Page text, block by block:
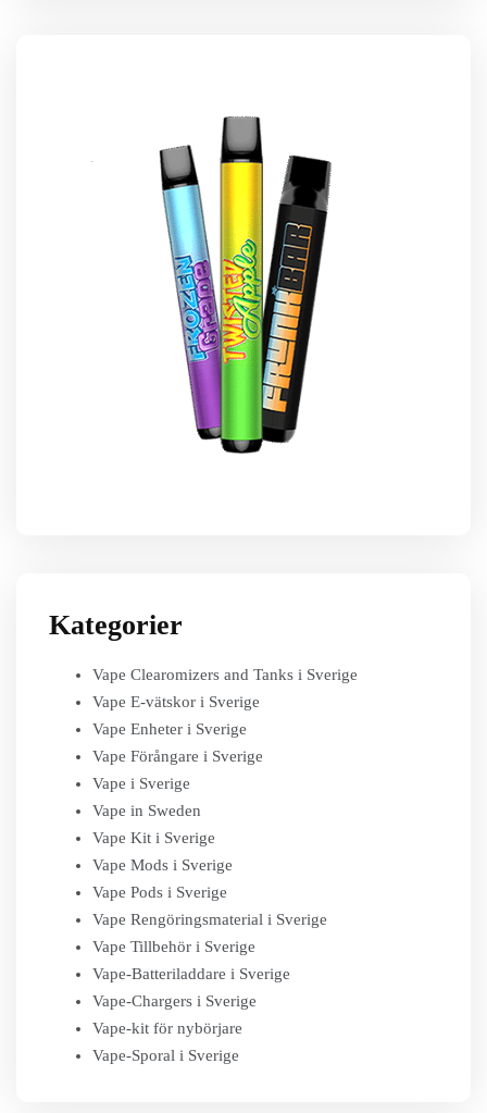
Kategorier
Vape Clearomizers and Tanks i Sverige
Vape E-vätskor i Sverige
Vape Enheter i Sverige
Vape Förångare i Sverige
Vape i Sverige
Vape in Sweden
Vape Kit i Sverige
Vape Mods i Sverige
Vape Pods i Sverige
Vape Rengöringsmaterial i Sverige
Vape Tillbehör i Sverige
Vape-Batteriladdare i Sverige
Vape-Chargers i Sverige
Vape-kit för nybörjare
Vape-Sporal i Sverige